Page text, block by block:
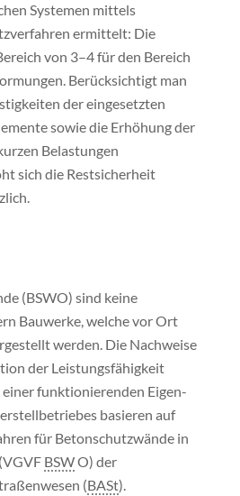
Systemen mittels
ermittelt: Die
von 3–4 für den Bereich
Berücksichtigt man
der eingesetzten
sowie die Erhöhung der
Belastungen
sich die Restsicherheit
(BSWO) sind keine
Bauwerke, welche vor Ort
werden. Die Nachweise
der Leistungs­fähigkeit
einer funktionierenden Eigen­
basieren auf
für Betonschutzwände in
BSWO) der
(BASt).